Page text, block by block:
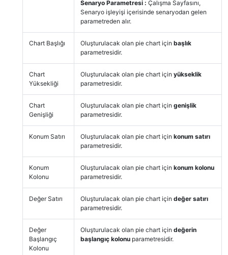
Senaryo Parametresi : Çalışma Sayfasını,
Senaryo işleyişi içerisinde senaryodan gelen
parametreden alır.
Chart Başlığı Oluşturulacak olan pie chart için başlık
parametresidir.
Chart
Yüksekliği
Oluşturulacak olan pie chart için yükseklik
parametresidir.
Chart
Genişliği
Oluşturulacak olan pie chart için genişlik
parametresidir.
Konum Satırı Oluşturulacak olan pie chart için konum satırı
parametresidir.
Konum
Kolonu
Oluşturulacak olan pie chart için konum kolonu
parametresidir.
Değer Satırı Oluşturulacak olan pie chart için değer satırı
parametresidir.
Değer
Başlangıç
Kolonu
Oluşturulacak olan pie chart için değerin
başlangıç kolonu parametresidir.